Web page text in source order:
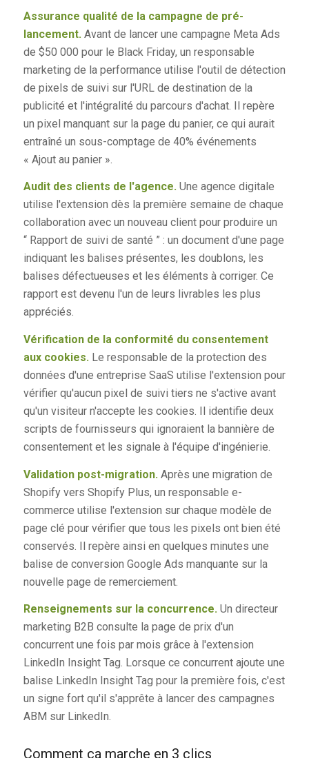
Assurance qualité de la campagne de pré-
lancement.Avant de lancer une campagne Meta Ads
de $50 000 pour le Black Friday, un responsable
marketing de la performance utilise l'outil de détection
de pixels de suivi sur l'URL de destination de la
publicité et l'intégralité du parcours d'achat. Il repère
un pixel manquant sur la page du panier, ce qui aurait
entraîné un sous-comptage de 40% événements
« Ajout au panier ».
Audit des clients de l'agence.Une agence digitale
utilise l'extension dès la première semaine de chaque
collaboration avec un nouveau client pour produire un
“ Rapport de suivi de santé ” : un document d'une page
indiquant les balises présentes, les doublons, les
balises défectueuses et les éléments à corriger. Ce
rapport est devenu l'un de leurs livrables les plus
appréciés.
Vérification de la conformité du consentement
aux cookies.Le responsable de la protection des
données d'une entreprise SaaS utilise l'extension pour
vérifier qu'aucun pixel de suivi tiers ne s'active avant
qu'un visiteur n'accepte les cookies. Il identifie deux
scripts de fournisseurs qui ignoraient la bannière de
consentement et les signale à l'équipe d'ingénierie.
Validation post-migration. Après une migration de
Shopify vers Shopify Plus, un responsable e-
commerce utilise l'extension sur chaque modèle de
page clé pour vérifier que tous les pixels ont bien été
conservés. Il repère ainsi en quelques minutes une
balise de conversion Google Ads manquante sur la
nouvelle page de remerciement.
Renseignements sur la concurrence.Un directeur
marketing B2B consulte la page de prix d'un
concurrent une fois par mois grâce à l'extension
LinkedIn Insight Tag. Lorsque ce concurrent ajoute une
balise LinkedIn Insight Tag pour la première fois, c'est
un signe fort qu'il s'apprête à lancer des campagnes
ABM sur LinkedIn.
Comment ça marche en 3 clics